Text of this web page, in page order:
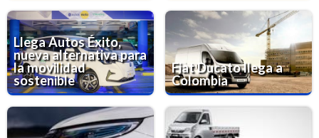
Llega Autos Éxito,
nueva alternativa para
la movilidad
sostenible
Fiat Ducato llega a
Colombia